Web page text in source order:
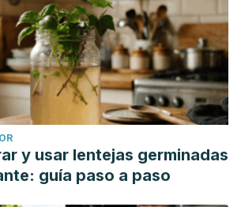
y usar lentejas germinadas
guía paso a paso